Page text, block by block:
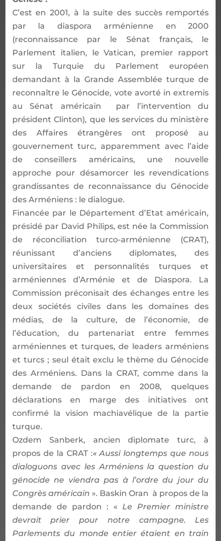
C’est en 2001, à la suite des succès remportés
par la diaspora arménienne en 2000
(reconnaissance par le Sénat français, le
Parlement italien, le Vatican, premier rapport
sur la Turquie du Parlement européen
demandant à la Grande Assemblée turque de
reconnaître le Génocide, vote avorté in extremis
au Sénat américain par l’intervention du
président Clinton), que les services du ministère
des Affaires étrangères ont proposé au
gouvernement turc, apparemment avec l’aide
de conseillers américains, une nouvelle
approche pour désamorcer les revendications
grandissantes de reconnaissance du Génocide
des Arméniens : le dialogue.
Financée par le Département d’Etat américain,
présidé par David Philips, est née la Commission
de réconciliation turco-arménienne (CRAT),
réunissant d’anciens diplomates, des
universitaires et personnalités turques et
arméniennes d’Arménie et de Diaspora. La
Commission préconisait des échanges entre les
deux sociétés civiles dans les domaines des
médias, de la culture, de l’économie, de
l’éducation, du partenariat entre femmes
arméniennes et turques, de leaders arméniens
et turcs ; seul était exclu le thème du Génocide
des Arméniens. Dans la CRAT, comme dans la
demande de pardon en 2008, quelques
déclarations en marge des initiatives ont
confirmé la vision machiavélique de la partie
turque.
Ozdem Sanberk, ancien diplomate turc, à
propos de la CRAT :« Aussi longtemps que nous
dialoguons avec les Arméniens la question du
génocide ne viendra pas à l’ordre du jour du
Congrès américain ». Baskin Oran à propos de la
demande de pardon : « Le Premier ministre
devrait prier pour notre campagne. Les
Parlements du monde entier étaient en train